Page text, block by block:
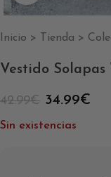
Inicio > Tienda >
Vestido Solapas
42.99€ 34.99€
Sin existencias